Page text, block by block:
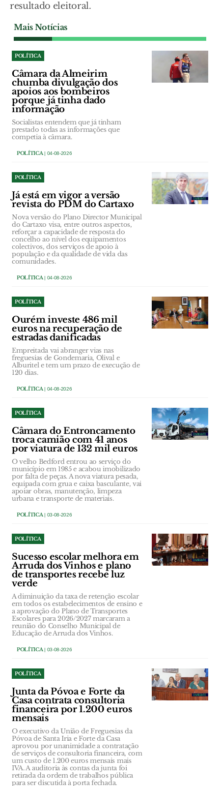
resultado eleitoral.
Mais Notícias
POLÍTICA
Câmara da Almeirim
chumba divulgação dos
apoios aos bombeiros
porque já tinha dado
informação
Socialistas entendem que já tinham
prestado todas as informações que
competia à câmara.
POLÍTICA| 04-08-2026
POLÍTICA
Já está em vigor a versão
revista do PDM do Cartaxo
Nova versão do Plano Director Municipal
do Cartaxo visa, entre outros aspectos,
reforçar a capacidade de resposta do
concelho ao nível dos equipamentos
colectivos, dos serviços de apoio à
população e da qualidade de vida das
comunidades.
POLÍTICA| 04-08-2026
POLÍTICA
Ourém investe 486 mil
euros na recuperação de
estradas danificadas
Empreitada vai abranger vias nas
freguesias de Gondemaria, Olival e
Alburitel e tem um prazo de execução de
120 dias.
POLÍTICA| 04-08-2026
POLÍTICA
Câmara do Entroncamento
troca camião com 41 anos
por viatura de 132 mil euros
O velho Bedford entrou ao serviço do
município em 1985 e acabou imobilizado
por falta de peças. A nova viatura pesada,
equipada com grua e caixa basculante, vai
apoiar obras, manutenção, limpeza
urbana e transporte de materiais.
POLÍTICA| 03-08-2026
POLÍTICA
Sucesso escolar melhora em
Arruda dos Vinhos e plano
de transportes recebe luz
verde
A diminuição da taxa de retenção escolar
em todos os estabelecimentos de ensino e
a aprovação do Plano de Transportes
Escolares para 2026/2027 marcaram a
reunião do Conselho Municipal de
Educação de Arruda dos Vinhos.
POLÍTICA| 03-08-2026
POLÍTICA
Junta da Póvoa e Forte da
Casa contrata consultoria
financeira por 1.200 euros
mensais
O executivo da União de Freguesias da
Póvoa de Santa Iria e Forte da Casa
aprovou por unanimidade a contratação
de serviços de consultoria financeira, com
um custo de 1.200 euros mensais mais
IVA. A auditoria às contas da junta foi
retirada da ordem de trabalhos pública
para ser discutida à porta fechada.